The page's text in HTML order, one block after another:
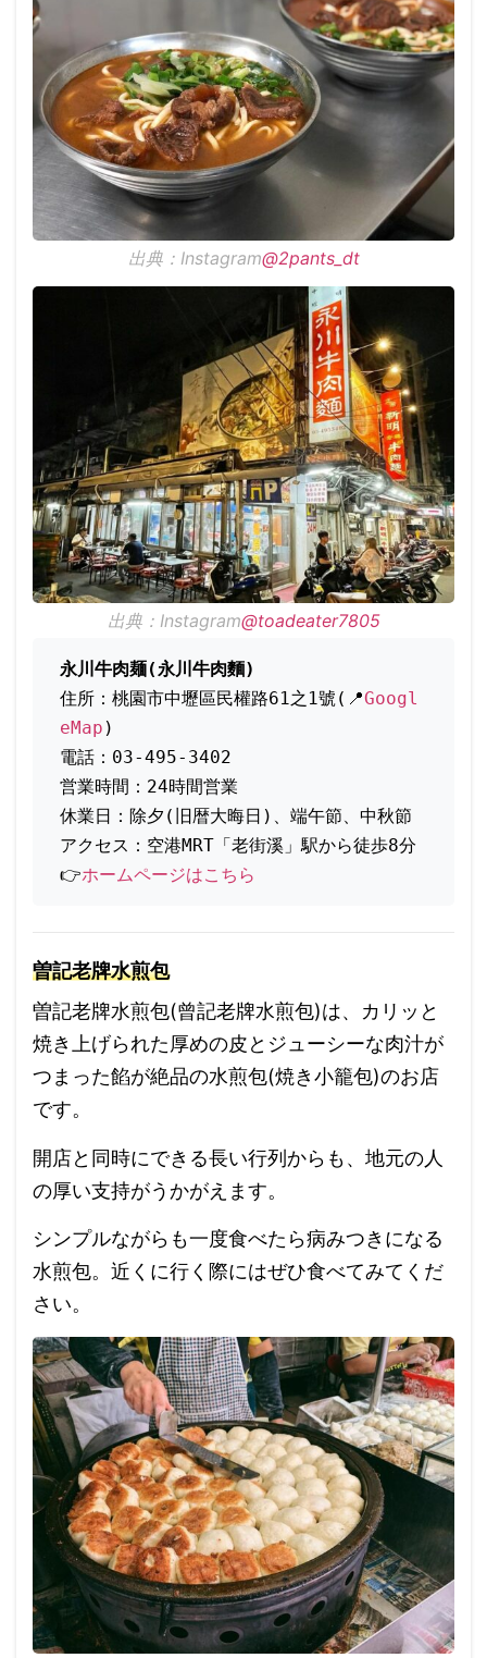
出典：Instagram@2pants_dt
出典：Instagram@toadeater7805
永川牛肉麺(永川牛肉麵)
住所：桃園市中壢區民權路61之1號(📍Googl
eMap )
電話：03-495-3402
営業時間：24時間営業
休業日：除夕(旧暦大晦日)、端午節、中秋節
アクセス：空港MRT「老街溪」駅から徒歩8分
👉ホームページはこちら
曽記老牌水煎包
曽記老牌水煎包(曾記老牌水煎包)は、カリッと
焼き上げられた厚めの皮とジューシーな肉汁が
つまった餡が絶品の水煎包(焼き小籠包)のお店
です。
開店と同時にできる長い行列からも、地元の人
の厚い支持がうかがえます。
シンプルながらも一度食べたら病みつきになる
水煎包。近くに行く際にはぜひ食べてみてくだ
さい。